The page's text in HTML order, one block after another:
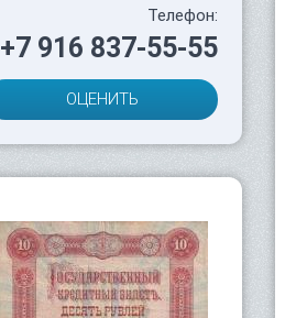
Телефон:
+7 916 837-55-55
ОЦЕНИТЬ